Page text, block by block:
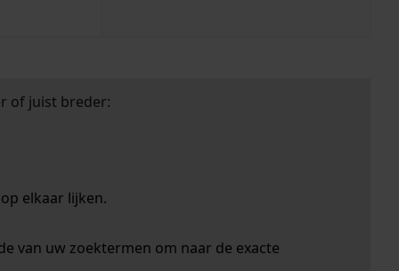
of juist breder:
elkaar lijken.
van uw zoektermen om naar de exacte